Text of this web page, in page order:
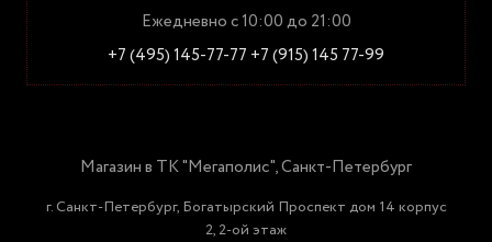
Ежедневно с 10:00 до 21:00
+7 (495) 145-77-77 +7 (915) 145 77-99
Магазин в ТК "Мегаполис", Санкт-Петербург
г. Санкт-Петербург, Богатырский Проспект дом 14 корпус
2, 2-ой этаж